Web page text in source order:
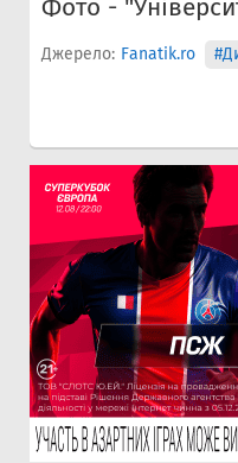
Фото -
Джерело: Fanatik.ro